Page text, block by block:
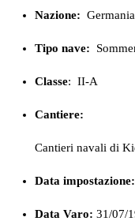
Nazione: Germania
Tipo nave:
Classe: II-A
Cantiere:
Cantieri navali di
Data impostazione:
Data Varo: 31/07/